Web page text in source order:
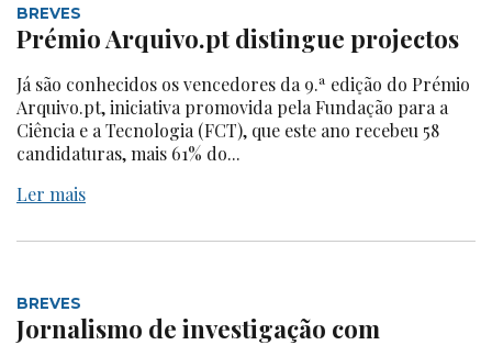
BREVES
Prémio Arquivo.pt distingue projectos
Já são conhecidos os vencedores da 9.ª edição do Prémio
Arquivo.pt, iniciativa promovida pela Fundação para a
Ciência e a Tecnologia (FCT), que este ano recebeu 58
candidaturas, mais 61% do...
Ler mais
BREVES
Jornalismo de investigação com